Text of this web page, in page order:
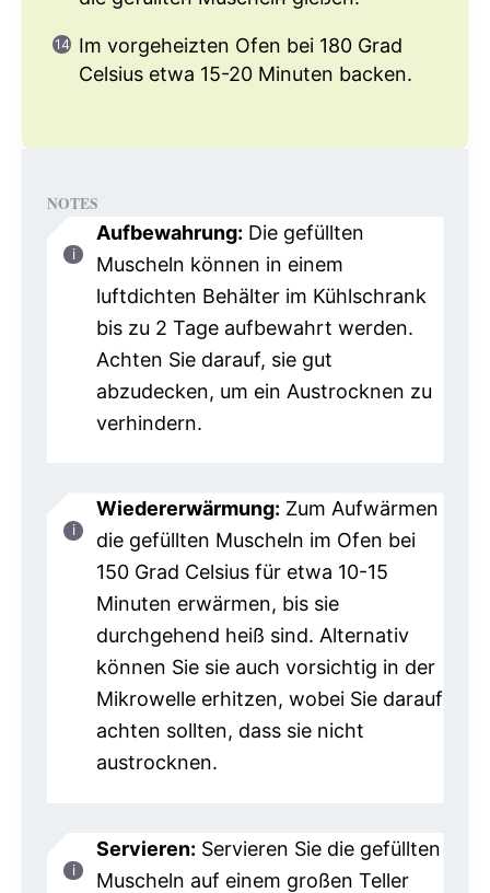
Im vorgeheizten Ofen bei 180 Grad
Celsius etwa 15-20 Minuten backen.
NOTES
Aufbewahrung: Die gefüllten
Muscheln können in einem
luftdichten Behälter im Kühlschrank
bis zu 2 Tage aufbewahrt werden.
Achten Sie darauf, sie gut
abzudecken, um ein Austrocknen zu
verhindern.
Wiedererwärmung: Zum Aufwärmen
die gefüllten Muscheln im Ofen bei
150 Grad Celsius für etwa 10-15
Minuten erwärmen, bis sie
durchgehend heiß sind. Alternativ
können Sie sie auch vorsichtig in der
Mikrowelle erhitzen, wobei Sie darauf
achten sollten, dass sie nicht
austrocknen.
Servieren: Servieren Sie die gefüllten
Muscheln auf einem großen Teller